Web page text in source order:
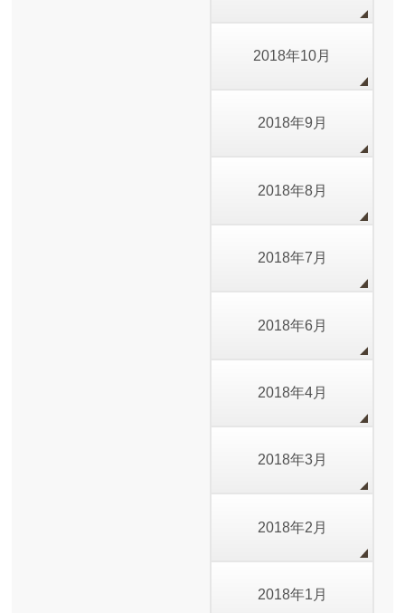
2018年10月
2018年9月
2018年8月
2018年7月
2018年6月
2018年4月
2018年3月
2018年2月
2018年1月